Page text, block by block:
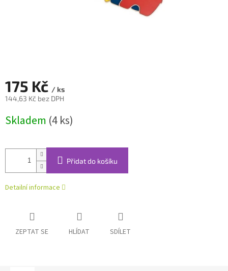
175 Kč / ks
144,63 Kč bez DPH
cena:
Skladem (4 ks)
Přidat do košíku
Detailní informace
ZEPTAT SE HLÍDAT SDÍLET